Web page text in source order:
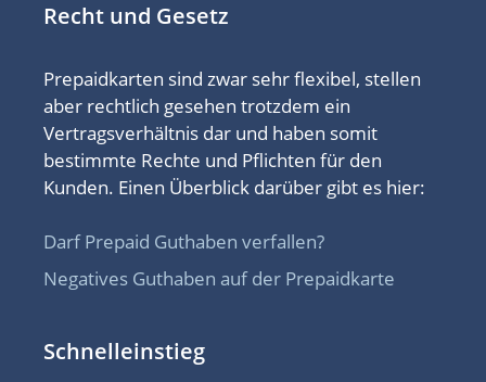
Recht und Gesetz
Prepaidkarten sind zwar sehr flexibel, stellen
aber rechtlich gesehen trotzdem ein
Vertragsverhältnis dar und haben somit
bestimmte Rechte und Pflichten für den
Kunden. Einen Überblick darüber gibt es hier:
Darf Prepaid Guthaben verfallen?
Negatives Guthaben auf der Prepaidkarte
Schnelleinstieg